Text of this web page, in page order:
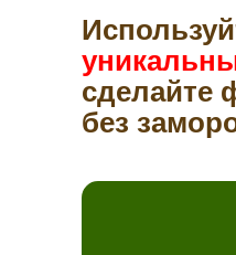
сделайте
без